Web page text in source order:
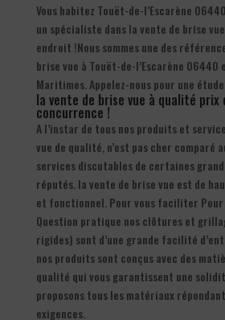
Vous habitez Touët-de-l’Escarène
un spécialiste dans la vente de brise
endroit !Nous sommes une des
brise vue à Touët-de-l’Escarène 06440
Maritimes. Appelez-nous pour une étude
la vente de brise vue à qualité
concurrence !
A l’instar de tous nos produits et
vue de qualité, n’est pas cher comparé
services discutables de certaines
réputés. la vente de brise vue est de
et fonctionnel. Pour vous faciliter
Question pratique nos clôtures et
rigides) sont d’une grande facilité
nos produits sont conçus avec des
qualité qui vous garantissent une
proposons tous les matériaux
exigences.